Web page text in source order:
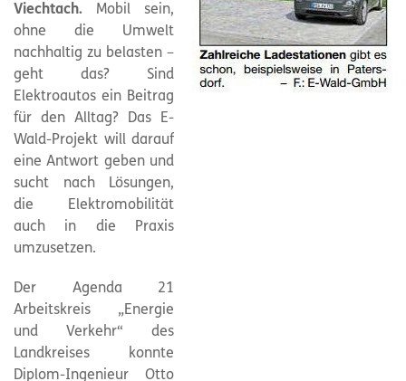
Viechtach. Mobil sein,
ohne die Umwelt
nachhaltig zu belasten –
geht das? Sind
Elektroautos ein Beitrag
für den Alltag? Das E-
Wald-Projekt will darauf
eine Antwort geben und
sucht nach Lösungen,
die Elektromobilität
auch in die Praxis
umzusetzen.
Der Agenda 21
Arbeitskreis „Energie
und Verkehr“ des
Landkreises konnte
Diplom-Ingenieur Otto